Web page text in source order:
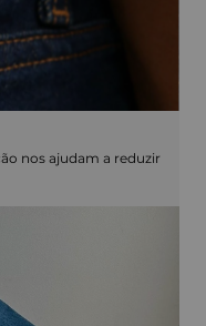
nos ajudam a reduzir